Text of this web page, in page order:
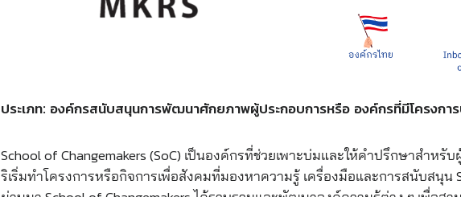
ประเภท: องค์กรสนับสนุนการพัฒนาศักยภาพผู้ประกอบการหรือ องค์กรที่มีโครงการ
School of Changemakers (SoC) เป็นองค์กรที่ช่วยเพาะบ่มและให้คำปรึกษาสำหรั
ริเริ่มทำโครงการหรือกิจการเพื่อสังคมที่มองหาความรู้ เครื่องมือและการสนับสนุน